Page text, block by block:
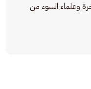
وعلماء السوء من